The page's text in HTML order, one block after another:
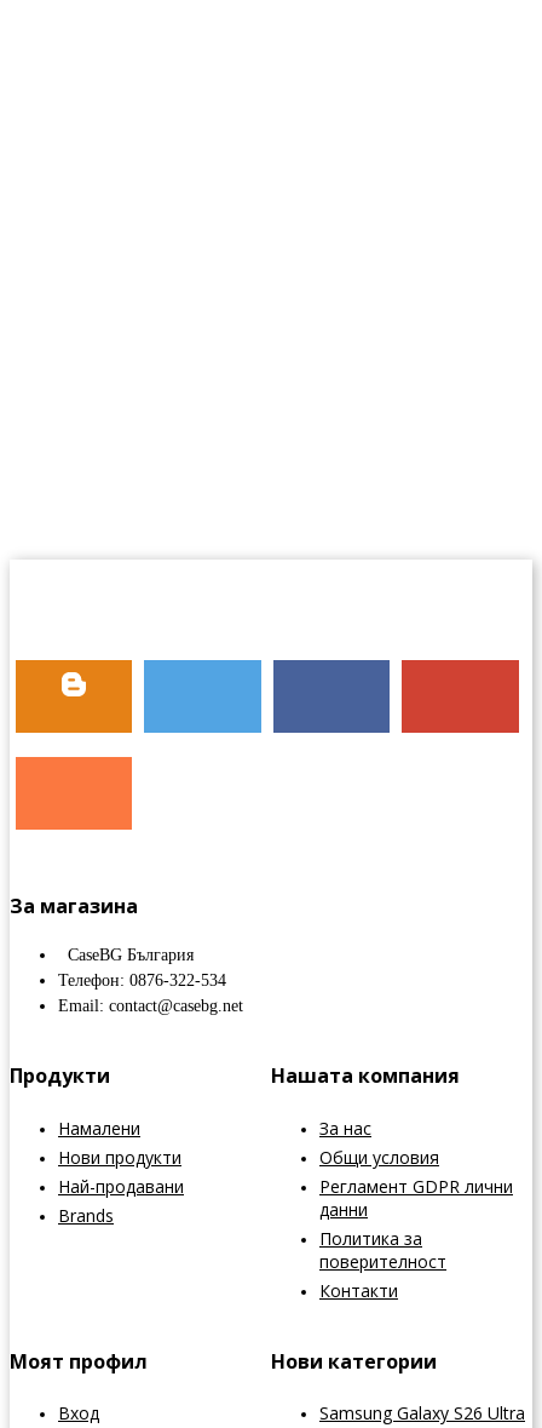
За магазина
CaseBG България
Телефон: 0876-322-534
Email: contact@casebg.net
Продукти
Намалени
Нови продукти
Най-продавани
Brands
Нашата компания
За нас
Общи условия
Регламент GDPR лични
данни
Политика за
поверителност
Контакти
Моят профил
Вход
Нови категории
Samsung Galaxy S26 Ultra